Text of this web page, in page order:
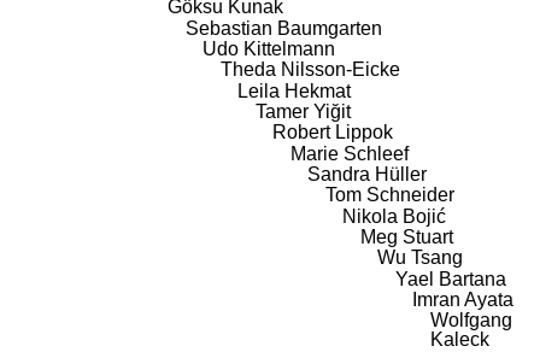
Göksu Kunak
Sebastian Baumgarten
Udo Kittelmann
Theda Nilsson-Eicke
Leila Hekmat
Tamer Yiğit
Robert Lippok
Marie Schleef
Sandra Hüller
Tom Schneider
Nikola Bojić
Meg Stuart
Wu Tsang
Yael Bartana
Imran Ayata
Wolfgang
Kaleck